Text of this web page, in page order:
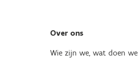
Over ons
Wie zijn we, wat doen we